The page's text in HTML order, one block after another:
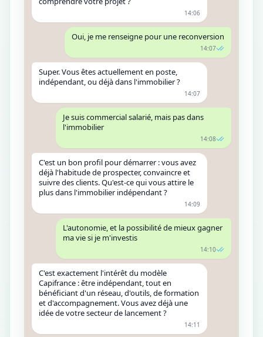
14:06
Oui, je me renseigne pour une reconversion
14:07
Super. Vous êtes actuellement en poste,
indépendant, ou déjà dans l'immobilier ?
14:07
Je suis commercial salarié, mais pas dans
l'immobilier
14:08
C'est un bon profil pour démarrer : vous avez
déjà l'habitude de prospecter, convaincre et
suivre des clients. Qu'est-ce qui vous attire le
plus dans l'immobilier indépendant ?
14:09
L'autonomie, et la possibilité de mieux gagner
ma vie si je m'investis
14:10
C'est exactement l'intérêt du modèle
Capifrance : être indépendant, tout en
bénéficiant d'un réseau, d'outils, de formation
et d'accompagnement. Vous avez déjà une
idée de votre secteur de lancement ?
14:11